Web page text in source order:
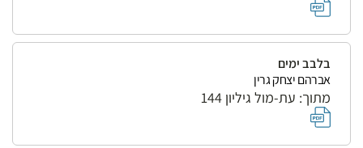
בלבב ימים
אברהם יצחק גרין
מתוך: עת-מול גיליון 144